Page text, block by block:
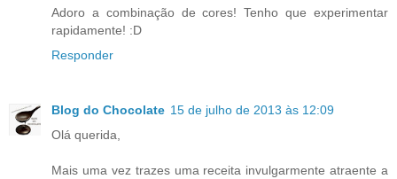
Adoro a combinação de cores! Tenho que experimentar
rapidamente! :D
Responder
Blog do Chocolate 15 de julho de 2013 às 12:09
Olá querida,
Mais uma vez trazes uma receita invulgarmente atraente a